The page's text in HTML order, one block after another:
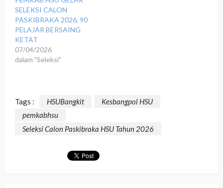
SELEKSI CALON
PASKIBRAKA 2026, 90
PELAJAR BERSAING
KETAT
07/04/2026
dalam "Seleksi"
Tags : HSUBangkit
Kesbangpol HSU
pemkabhsu
Seleksi Calon Paskibraka HSU Tahun 2026